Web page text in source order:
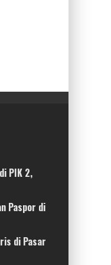
PIK 2,
Paspor di
di Pasar